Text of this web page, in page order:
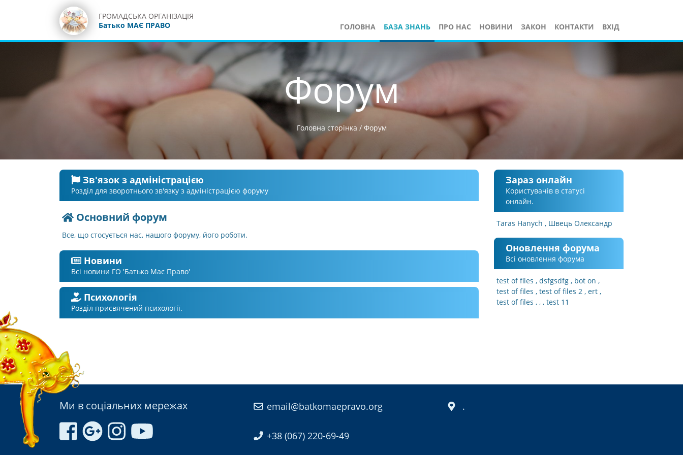
ГРОМАДСЬКА ОРГАНІЗАЦІЯ
Батько МАЄ ПРАВО
ГОЛОВНА БАЗА ЗНАНЬ ПРО НАС НОВИНИ ЗАКОН КОНТАКТИ ВХІД
Форум
Головна сторінка / Форум
Зв'язок з адміністрацією
Розділ для зворотнього зв'язку з адміністрацією форуму
Основний форум
Все, що стосується нас, нашого форуму, його роботи.
Новини
Всі новини ГО 'Батько Має Право'
Психологія
Розділ присвячений психології.
Зараз онлайн
Користувачів в статусі
онлайн.
Taras Hanych Швець Олександр
Оновлення форума
Всі оновлення форума
test of files dsfgsdfg
bot on
test of files
test of files 2 ert
test of files
test 11
Ми в соціальних мережах email@batkomaepravo.org
+38 (067) 220-69-49
.